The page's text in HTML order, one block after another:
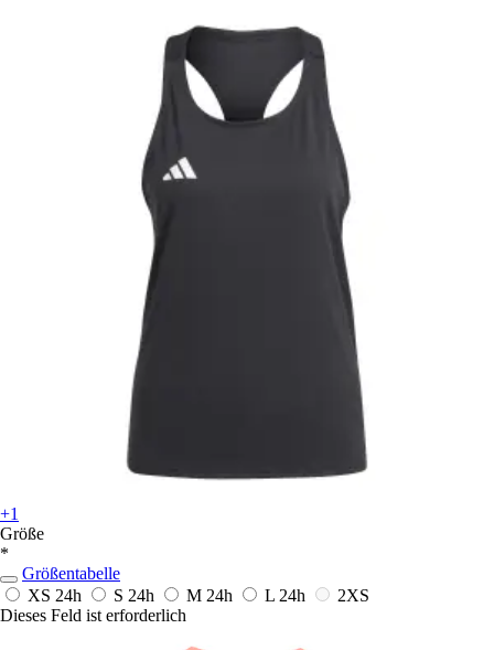
+1
Größe
*
Größentabelle
XS 24h S 24h M 24h L 24h
2XS
Dieses Feld ist erforderlich